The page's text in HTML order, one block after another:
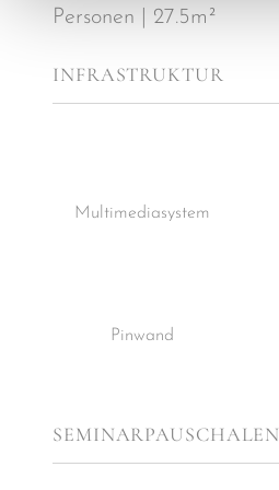
Personen | 27.5m²
INFRASTRUKTUR
Multimediasystem
Pinwand
SEMINARPAUSCHALEN